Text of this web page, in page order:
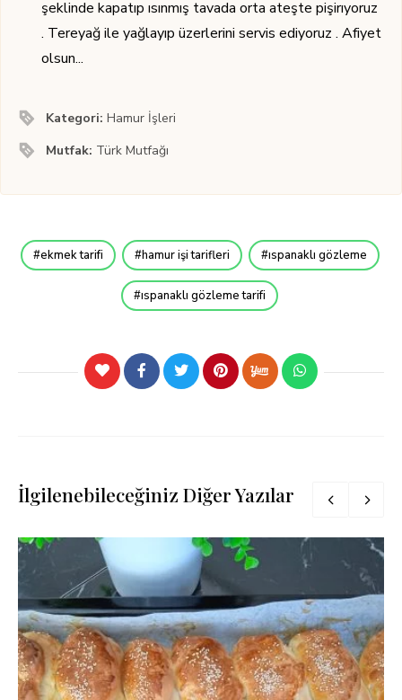
şeklinde kapatıp ısınmış tavada orta ateşte pişirıyoruz
. Tereyağ ile yağlayıp üzerlerini servis ediyoruz . Afiyet
olsun...
Kategori:Hamur İşleri
Mutfak: Türk Mutfağı
ekmek tarifi hamur işi tarifleri ıspanaklı gözleme
ıspanaklı gözleme tarifi
İlgilenebileceğiniz Diğer Yazılar